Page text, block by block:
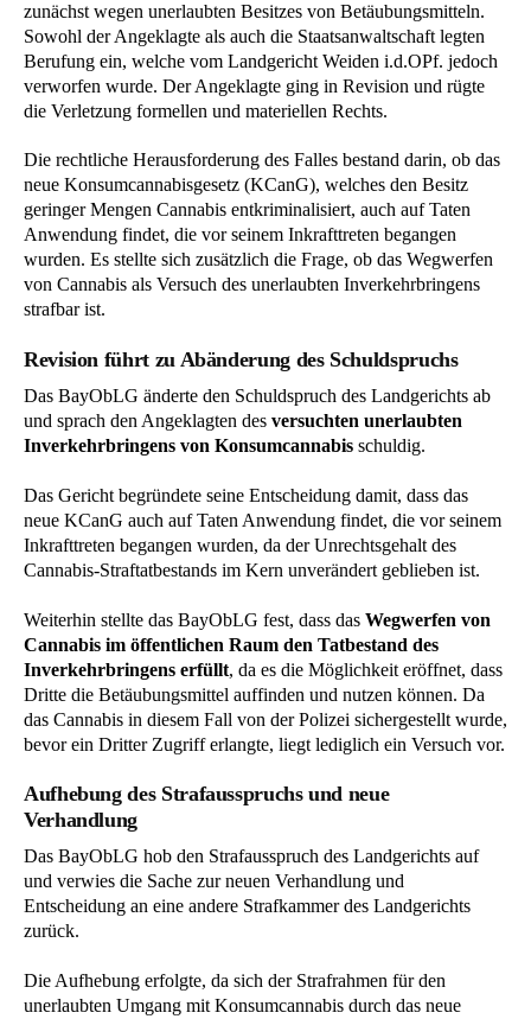
zunächst wegen unerlaubten Besitzes von Betäubungsmitteln.
Sowohl der Angeklagte als auch die Staatsanwaltschaft legten
Berufung ein, welche vom Landgericht Weiden i.d.OPf. jedoch
verworfen wurde. Der Angeklagte ging in Revision und rügte
die Verletzung formellen und materiellen Rechts.
Die rechtliche Herausforderung des Falles bestand darin, ob das
neue Konsumcannabisgesetz (KCanG), welches den Besitz
geringer Mengen Cannabis entkriminalisiert, auch auf Taten
Anwendung findet, die vor seinem Inkrafttreten begangen
wurden. Es stellte sich zusätzlich die Frage, ob das Wegwerfen
von Cannabis als Versuch des unerlaubten Inverkehrbringens
strafbar ist.
Revision führt zu Abänderung des Schuldspruchs
Das BayObLG änderte den Schuldspruch des Landgerichts ab
und sprach den Angeklagten des versuchten unerlaubten
Inverkehrbringens von Konsumcannabis schuldig.
Das Gericht begründete seine Entscheidung damit, dass das
neue KCanG auch auf Taten Anwendung findet, die vor seinem
Inkrafttreten begangen wurden, da der Unrechtsgehalt des
Cannabis-Straftatbestands im Kern unverändert geblieben ist.
Weiterhin stellte das BayObLG fest, dass das Wegwerfen von
Cannabis im öffentlichen Raum den Tatbestand des
Inverkehrbringens erfüllt, da es die Möglichkeit eröffnet, dass
Dritte die Betäubungsmittel auffinden und nutzen können. Da
das Cannabis in diesem Fall von der Polizei sichergestellt wurde,
bevor ein Dritter Zugriff erlangte, liegt lediglich ein Versuch vor.
Aufhebung des Strafausspruchs und neue
Verhandlung
Das BayObLG hob den Strafausspruch des Landgerichts auf
und verwies die Sache zur neuen Verhandlung und
Entscheidung an eine andere Strafkammer des Landgerichts
zurück.
Die Aufhebung erfolgte, da sich der Strafrahmen für den
unerlaubten Umgang mit Konsumcannabis durch das neue